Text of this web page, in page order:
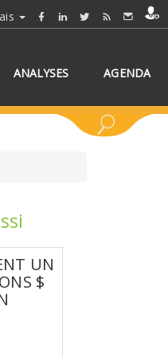
ANALYSES AGENDA
UN
$